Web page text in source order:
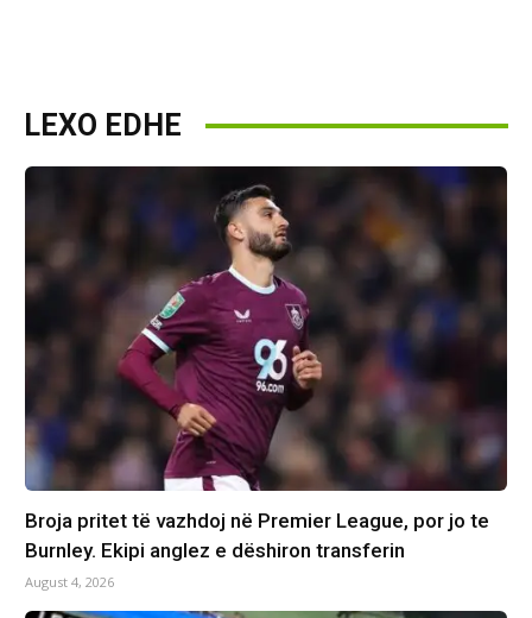
LEXO EDHE
Broja pritet të vazhdoj në Premier League, por jo te
Burnley. Ekipi anglez e dëshiron transferin
August 4, 2026